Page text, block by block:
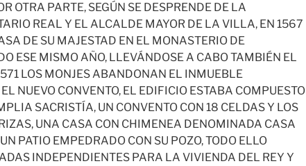
OTRA PARTE, SEGÚN SE DESPRENDE DE LA
REAL Y EL ALCALDE MAYOR DE LA VILLA, EN 1567
DE SU MAJESTAD EN EL MONASTERIO DE
ESE MISMO AÑO, LLEVÁNDOSE A CABO TAMBIÉN EL
LOS MONJES ABANDONAN EL INMUEBLE
NUEVO CONVENTO, EL EDIFICIO ESTABA COMPUESTO
SACRISTÍA, UN CONVENTO CON 18 CELDAS Y LOS
UNA CASA CON CHIMENEA DENOMINADA CASA
PATIO EMPEDRADO CON SU POZO, TODO ELLO
INDEPENDIENTES PARA LA VIVIENDA DEL REY Y